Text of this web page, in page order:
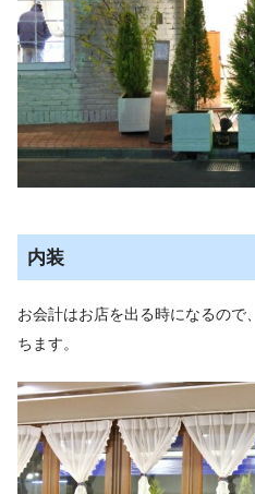
内装
お会計はお店を出る時になるので
ちます。